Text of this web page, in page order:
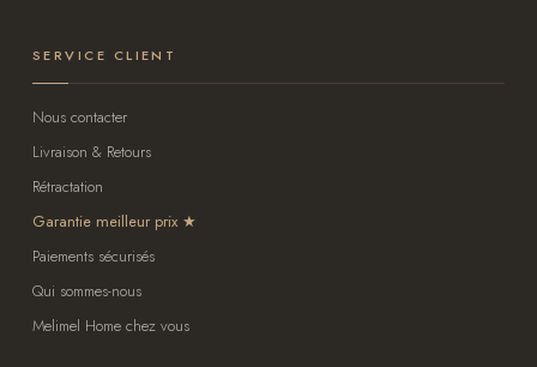
SERVICE CLIENT
Nous contacter
Livraison & Retours
Rétractation
Garantie meilleur prix
Paiements sécurisés
Qui sommes-nous
Melimel Home chez vous